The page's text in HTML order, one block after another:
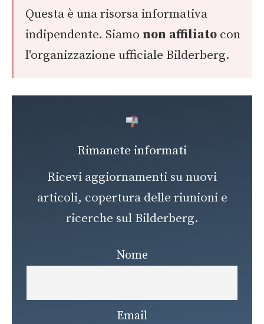
Questa è una risorsa informativa
indipendente. Siamo non affiliato con
l'organizzazione ufficiale Bilderberg.
Rimanete informati
Ricevi aggiornamenti su nuovi
articoli, copertura delle riunioni e
ricerche sul Bilderberg.
Nome
Email